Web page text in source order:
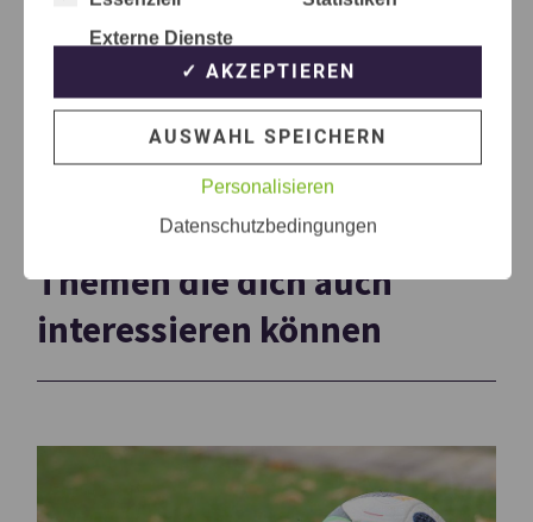
Themen die dich auch
interessieren können
Externe Dienste
✓ AKZEPTIEREN
AUSWAHL SPEICHERN
Personalisieren
Datenschutzbedingungen